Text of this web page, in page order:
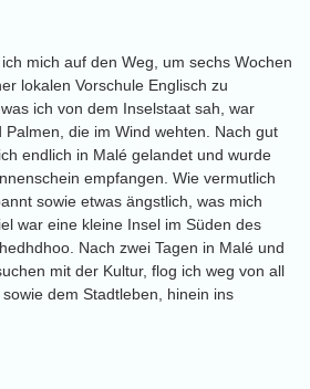
mich auf den Weg, um sechs Wochen
lokalen Vorschule Englisch zu
ich von dem Inselstaat sah, war
Palmen, die im Wind wehten. Nach gut
endlich in Malé gelandet und wurde
empfangen. Wie vermutlich
sowie etwas ängstlich, was mich
war eine kleine Insel im Süden des
Nach zwei Tagen in Malé und
mit der Kultur, flog ich weg von all
dem Stadtleben, hinein ins